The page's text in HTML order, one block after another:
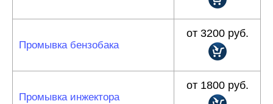
Промывка бензобака
от 3200 руб.
Промывка инжектора
от 1800 руб.